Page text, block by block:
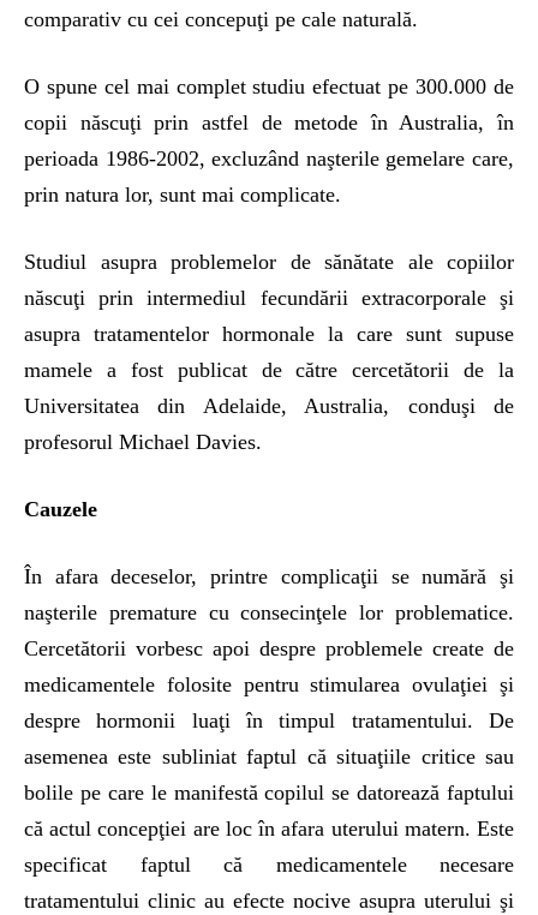
comparativ cu cei concepuţi pe cale naturală.
O spune cel mai complet studiu efectuat pe 300.000 de
copii născuţi prin astfel de metode în Australia, în
perioada 1986-2002, excluzând naşterile gemelare care,
prin natura lor, sunt mai complicate.
Studiul asupra problemelor de sănătate ale copiilor
născuţi prin intermediul fecundării extracorporale şi
asupra tratamentelor hormonale la care sunt supuse
mamele a fost publicat de către cercetătorii de la
Universitatea din Adelaide, Australia, conduşi de
profesorul Michael Davies.
Cauzele
În afara deceselor, printre complicaţii se numără şi
naşterile premature cu consecinţele lor problematice.
Cercetătorii vorbesc apoi despre problemele create de
medicamentele folosite pentru stimularea ovulaţiei şi
despre hormonii luaţi în timpul tratamentului. De
asemenea este subliniat faptul că situaţiile critice sau
bolile pe care le manifestă copilul se datorează faptului
că actul concepţiei are loc în afara uterului matern. Este
specificat faptul că medicamentele necesare
tratamentului clinic au efecte nocive asupra uterului şi